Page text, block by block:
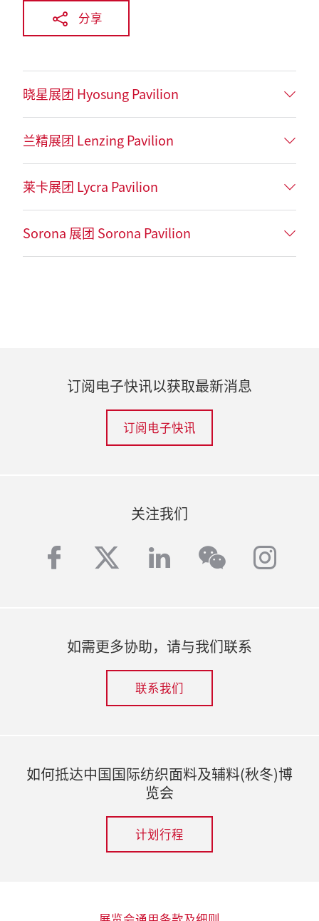
分享
晓星展团 Hyosung Pavilion
兰精展团 Lenzing Pavilion
莱卡展团 Lycra Pavilion
Sorona 展团 Sorona Pavilion
订阅电子快讯以获取最新消息
订阅电子快讯
关注我们
facebook
twitterlinkedinwechat
如需更多协助，请与我们联系
联系我们
如何抵达中国国际纺织面料及辅料(秋冬)博
览会
计划行程